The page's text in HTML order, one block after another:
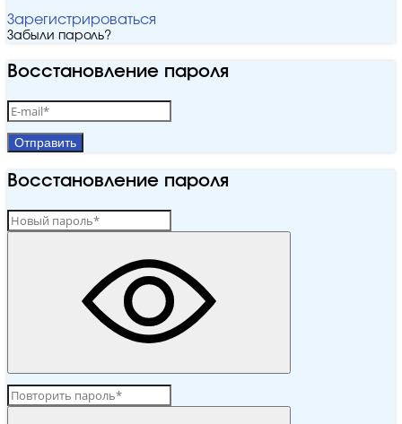
Зарегистрироваться
Забыли пароль?
Восстановление пароля
Отправить
Восстановление пароля